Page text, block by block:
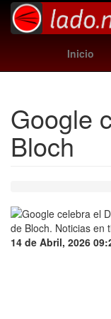
Inicio
Época de Oro del
Google
Bloch
14 de Abril, 2026